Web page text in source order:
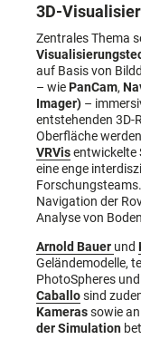
3D-
Zentrales Thema
auf Basis von
– wiePanCam,
Imager) –
entstehenden 3D-
Oberfläche
VRVisentwickelte
eine enge
Navigation der
Analyse von
Arnold Bauer und
Geländemodelle,
PhotoSpheres
Caballosind
Kamerassowie
der Simulation